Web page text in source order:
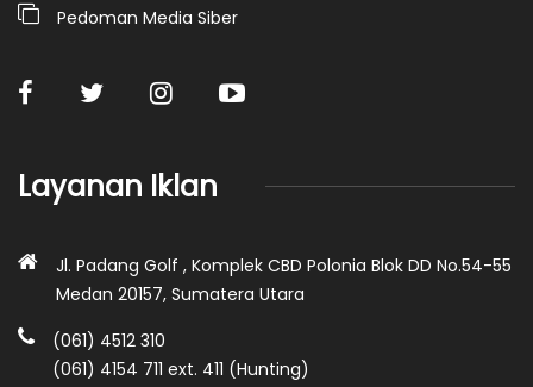
Pedoman Media Siber
Layanan Iklan
Jl. Padang Golf , Komplek CBD Polonia Blok DD No.54-55
Medan 20157, Sumatera Utara
(061) 4512 310
(061) 4154 711 ext. 411 (Hunting)